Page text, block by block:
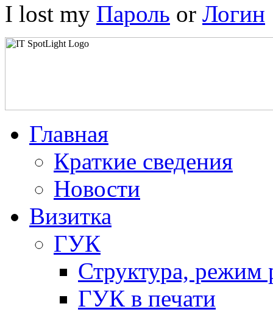
I lost my Пароль or Логин
Главная
Краткие сведения
Новости
Визитка
ГУК
Структура, режим
ГУК в печати